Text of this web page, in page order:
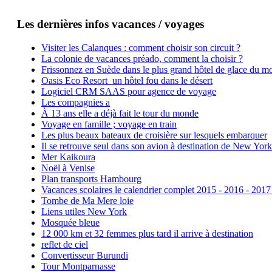
Les dernières infos vacances / voyages
Visiter les Calanques : comment choisir son circuit ?
La colonie de vacances préado, comment la choisir ?
Frissonnez en Suède dans le plus grand hôtel de glace du
Oasis Eco Resort un hôtel fou dans le désert
Logiciel CRM SAAS pour agence de voyage
Les compagnies a
À 13 ans elle a déjà fait le tour du monde
Voyage en famille ; voyage en train
Les plus beaux bateaux de croisière sur lesquels embarquer
Il se retrouve seul dans son avion à destination de New York
Mer Kaikoura
Noël à Venise
Plan transports Hambourg
Vacances scolaires le calendrier complet 2015 - 2016 -
Tombe de Ma Mere loie
Liens utiles New York
Mosquée bleue
12 000 km et 32 femmes plus tard il arrive à destination
reflet de ciel
Convertisseur Burundi
Tour Montparnasse